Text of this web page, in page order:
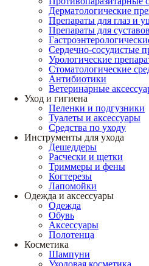
Дерматологические
Препараты для глаз и
Препараты для суставов
Сердечно-сосудистые
Урологические
Стоматологические
Антибиотики
Ветеринарные
Уход и гигиена
Пеленки и подгузники
Туалеты и аксессуары
Средства по уходу
Инструменты для ухода
Дешеддеры
Расчески и щетки
Триммеры и фены
Когтерезы
Лапомойки
Одежда и аксессуары
Одежда
Обувь
Аксессуары
Полотенца
Косметика
Шампуни
Уходовая косметика